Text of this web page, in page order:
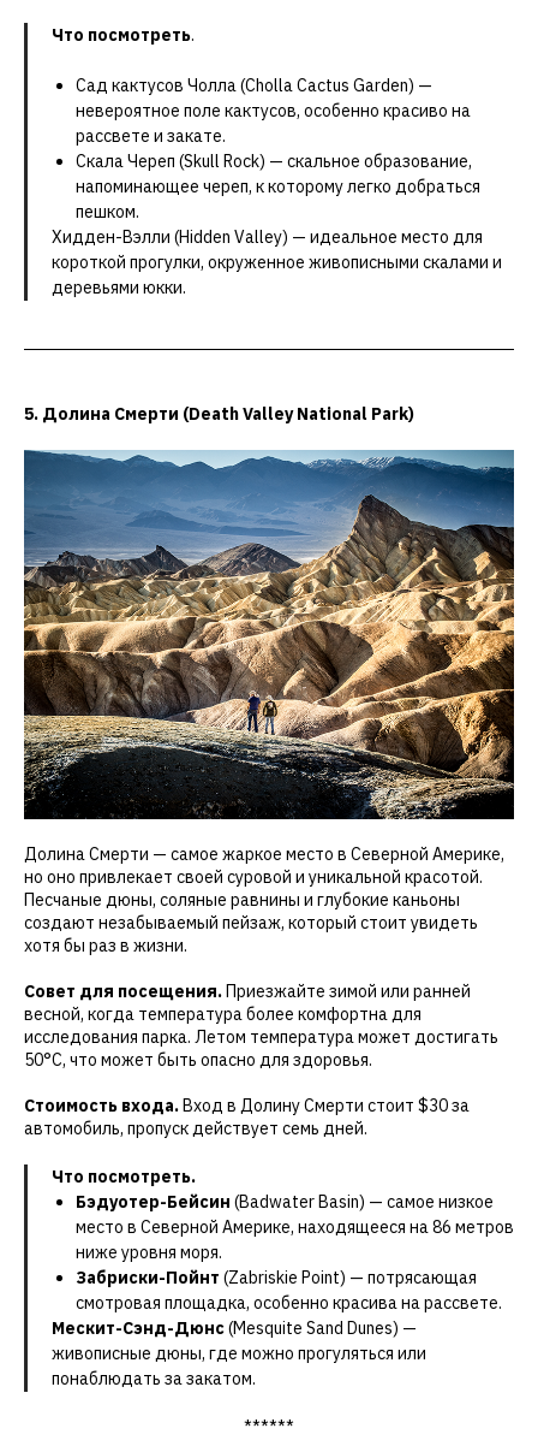
Что посмотреть.
Сад кактусов Чолла (Cholla Cactus Garden) —
невероятное поле кактусов, особенно красиво на
рассвете и закате.
Скала Череп (Skull Rock) — скальное образование,
напоминающее череп, к которому легко добраться
пешком.
Хидден-Вэлли (Hidden Valley) — идеальное место для
короткой прогулки, окруженное живописными скалами и
деревьями юкки.
5. Долина Смерти (Death Valley National Park)
Долина Смерти — самое жаркое место в Северной Америке,
но оно привлекает своей суровой и уникальной красотой.
Песчаные дюны, соляные равнины и глубокие каньоны
создают незабываемый пейзаж, который стоит увидеть
хотя бы раз в жизни.
Совет для посещения.Приезжайте зимой или ранней
весной, когда температура более комфортна для
исследования парка. Летом температура может достигать
50°C, что может быть опасно для здоровья.
Стоимость входа.Вход в Долину Смерти стоит $30 за
автомобиль, пропуск действует семь дней.
Что посмотреть.
Бэдуотер-Бейсин (Badwater Basin) — самое низкое
место в Северной Америке, находящееся на 86 метров
ниже уровня моря.
Забриски-Пойнт (Zabriskie Point) — потрясающая
смотровая площадка, особенно красива на рассвете.
Мескит-Сэнд-Дюнс(Mesquite Sand Dunes) —
живописные дюны, где можно прогуляться или
понаблюдать за закатом.
******